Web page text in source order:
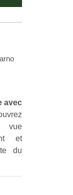
avec
vue
et
du